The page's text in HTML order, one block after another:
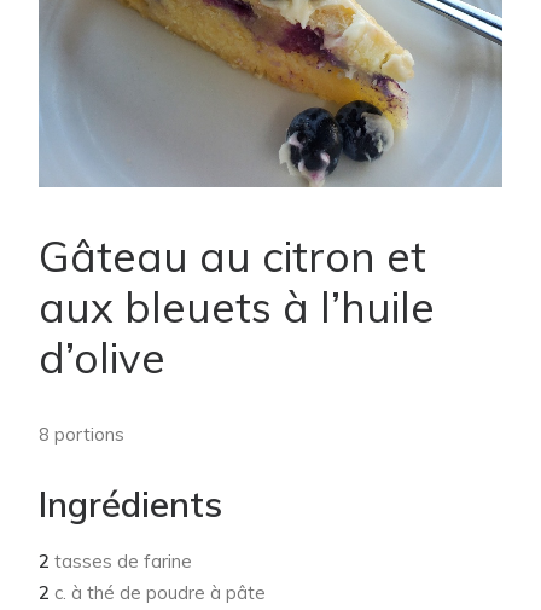
Gâteau au citron et
aux bleuets à l’huile
d’olive
8 portions
Ingrédients
2 tasses de farine
2 c. à thé de poudre à pâte